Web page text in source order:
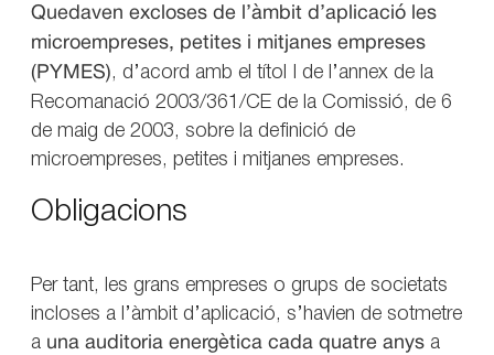
Quedaven excloses de l’àmbit d’aplicació les
microempreses, petites i mitjanes empreses
(PYMES), d’acord amb el títol I de l’annex de la
Recomanació 2003/361/CE de la Comissió, de 6
de maig de 2003, sobre la definició de
microempreses, petites i mitjanes empreses.
Obligacions
Per tant, les grans empreses o grups de societats
incloses a l’àmbit d’aplicació, s’havien de sotmetre
a una auditoria energètica cada quatre anys a